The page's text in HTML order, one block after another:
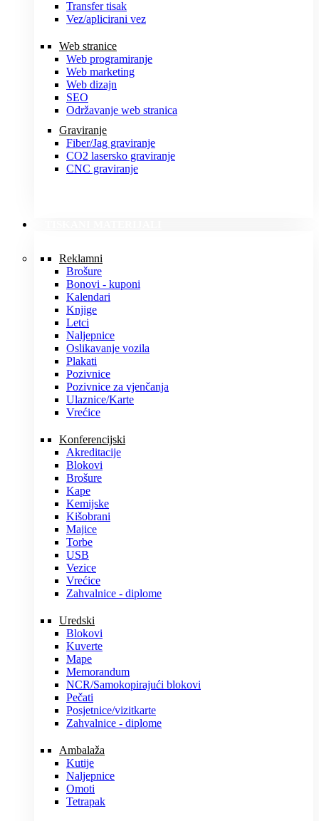
Transfer tisak
Vez/aplicirani vez
Web stranice
Web programiranje
Web marketing
Web dizajn
SEO
Održavanje web stranica
Graviranje
Fiber/Jag graviranje
CO2 lasersko graviranje
CNC graviranje
Reklamni
Brošure
Bonovi - kuponi
Kalendari
Knjige
Letci
Naljepnice
Oslikavanje vozila
Plakati
Pozivnice
Pozivnice za vjenčanja
Ulaznice/Karte
Vrećice
Konferencijski
Akreditacije
Blokovi
Brošure
Kape
Kemijske
Kišobrani
Majice
Torbe
USB
Vezice
Vrećice
Zahvalnice - diplome
Uredski
Blokovi
Kuverte
Mape
Memorandum
NCR/Samokopirajući blokovi
Pečati
Posjetnice/vizitkarte
Zahvalnice - diplome
Ambalaža
Kutije
Naljepnice
Omoti
Tetrapak